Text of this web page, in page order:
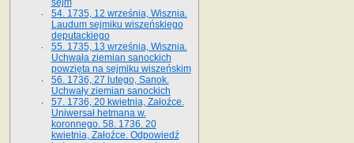
sejm
54. 1735, 12 września, Wisznia.
Laudum sejmiku wiszeńskiego
deputackiego
55. 1735, 13 września, Wisznia.
Uchwała ziemian sanockich
powzięta na sejmiku wiszeńskim
56. 1736, 27 lutego, Sanok.
Uchwały ziemian sanockich
57. 1736, 20 kwietnia, Załoźce.
Uniwersał hetmana w.
koronnego. 58. 1736. 20
kwietnia, Załoźce. Odpowiedź